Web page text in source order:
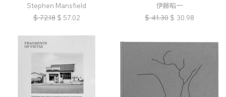
Stephen Mansfield
$ 72.18 $ 57.02
伊藤昭一
$ 41.30 $ 30.98